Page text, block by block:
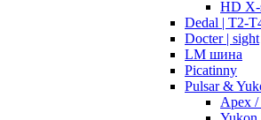
HD X-
Dedal | T2-
Docter | sight
LM шина
Picatinny
Pulsar &
Apex